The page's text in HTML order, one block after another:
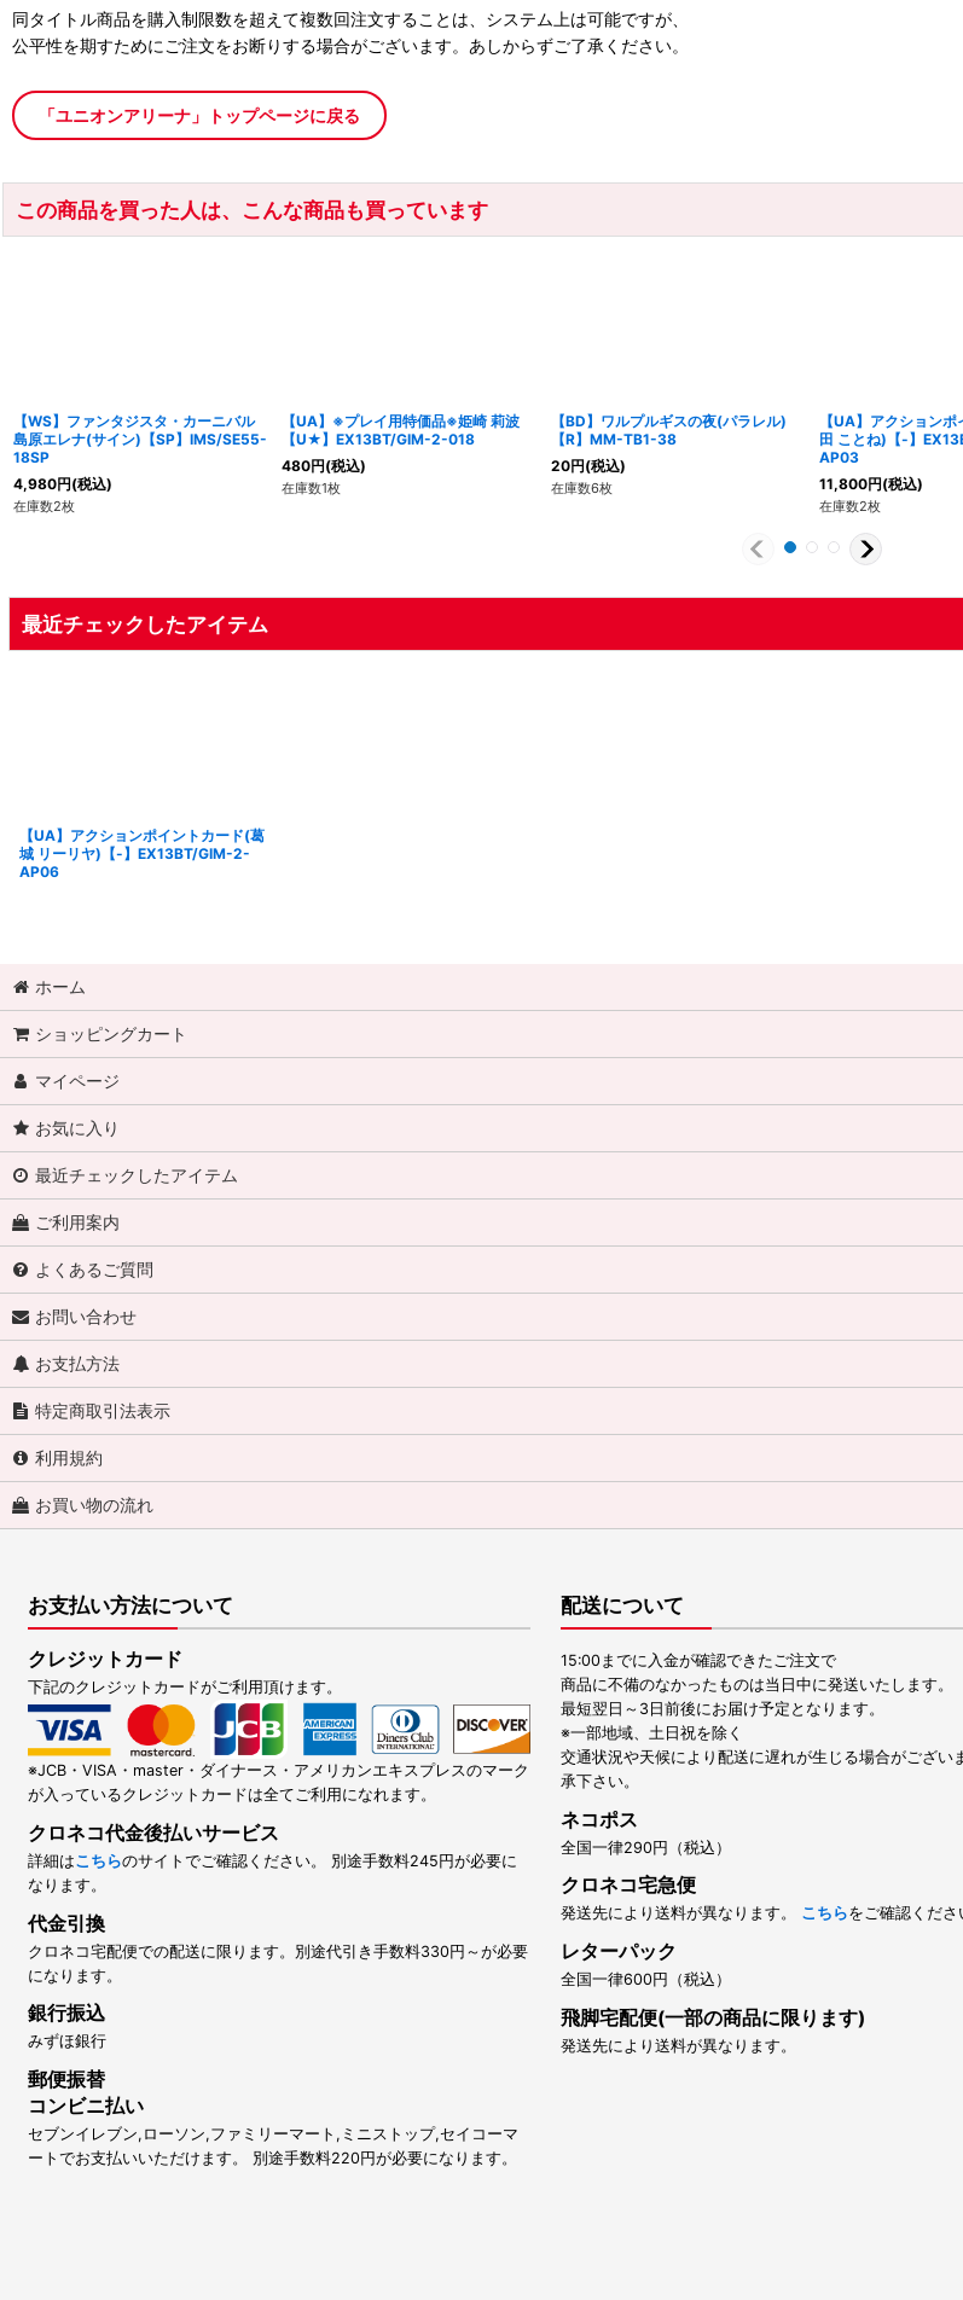
同タイトル商品を購入制限数を超えて複数回注文することは、システム上は可能ですが、
公平性を期すためにご注文をお断りする場合がございます。あしからずご了承ください。
「ユニオンアリーナ」トップページに戻る
この商品を買った人は、こんな商品も買っています
【WS】ファンタジスタ・カーニバル
島原エレナ(サイン)【SP】IMS/SE55-
18SP
4,980円(税込)
在庫数2枚
【UA】※プレイ用特価品※姫崎 莉波
【U★】EX13BT/GIM-2-018
480円(税込)
在庫数1枚
【BD】ワルプルギスの夜(パラレル)
【R】MM-TB1-38
20円(税込)
在庫数6枚
【UA】アクション
田 ことね)【-】
AP03
11,800円(税込)
在庫数2枚
最近チェックしたアイテム
【UA】アクションポイントカード(葛
城 リーリヤ)【-】EX13BT/GIM-2-
AP06
ホーム
ショッピングカート
マイページ
お気に入り
最近チェックしたアイテム
ご利用案内
よくあるご質問
お問い合わせ
お支払方法
特定商取引法表示
利用規約
お買い物の流れ
お支払い方法について
クレジットカード
下記のクレジットカードがご利用頂けます。
※JCB・VISA・master・ダイナース・アメリカンエキスプレスのマーク
が入っているクレジットカードは全てご利用になれます。
クロネコ代金後払いサービス
詳細はこちらのサイトでご確認ください。 別途手数料245円が必要に
なります。
代金引換
クロネコ宅配便での配送に限ります。別途代引き手数料330円～が必要
になります。
銀行振込
みずほ銀行
郵便振替
コンビニ払い
セブンイレブン,ローソン,ファミリーマート,ミニストップ,セイコーマ
ートでお支払いいただけます。 別途手数料220円が必要になります。
配送について
15:00までに入金が確認できたご注文で
商品に不備のなかったものは当日中に発送いたします。
最短翌日～3日前後にお届け予定となります。
※一部地域、土日祝を除く
交通状況や天候により配送に遅れが生じる場合がござい
承下さい。
ネコポス
全国一律290円（税込）
クロネコ宅急便
発送先により送料が異なります。 こちらをご確認くださ
レターパック
全国一律600円（税込）
飛脚宅配便(一部の商品に限ります)
発送先により送料が異なります。